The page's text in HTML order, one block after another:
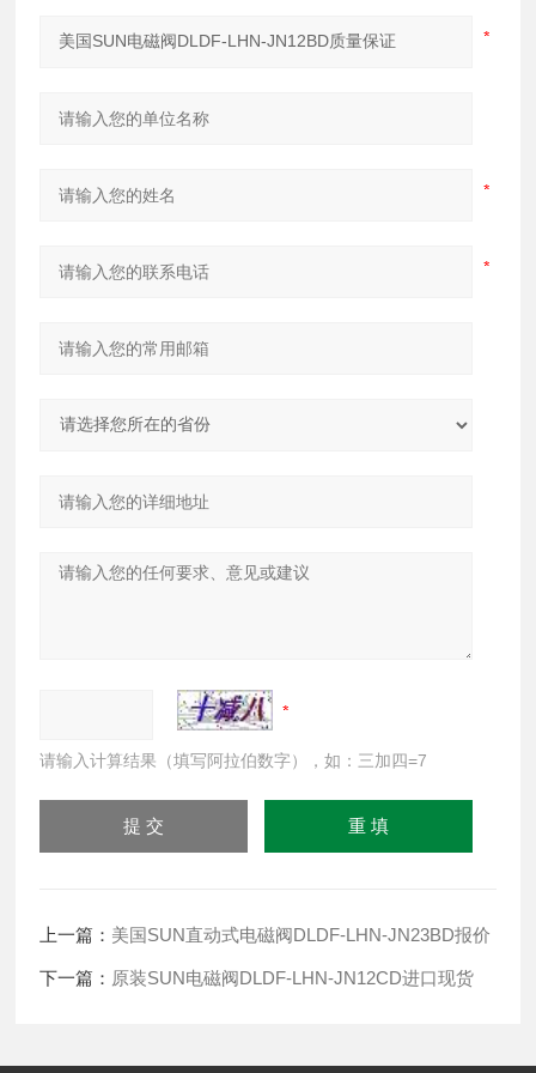
请输入计算结果（填写阿拉伯数字），如：三加四=7
上一篇： 美国SUN直动式电磁阀DLDF-LHN-JN23BD报价
下一篇： 原装SUN电磁阀DLDF-LHN-JN12CD进口现货